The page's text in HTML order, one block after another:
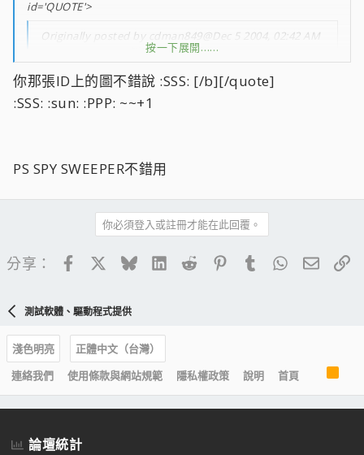
id='QUOTE'>
Originally posted by cdman849@Dec 5 2004, 02:42 AM
<!--QuoteBegin-奧汀Ψ按一下展開……
@Dec 4 2004, 11:58 PM
SpySweeper也可以拿來掃廣告,不過遇到如dll檔的
病除 :P
說真的 在 ie base 瀏覽器下，要防這類 .dll 木馬不管配哪套軟
按一下展開……
你那張ID上的圖不錯說 :SSS: [/b][/quote]
:SSS: :sun: :PPP: ~~+1
PS SPY SWEEPER不錯用
你必須登入或註冊才能在此回覆。
分享： FacebookBlueskyLinkedIn
Reddit PinterestTumblrWhatsApp
電子
測試軟體、驅動程式提供
淺色明亮
正體中文（台灣）
連絡我們
使用條款與網站規範 隱私權政策 說明 首頁
R
S
S
論壇統計